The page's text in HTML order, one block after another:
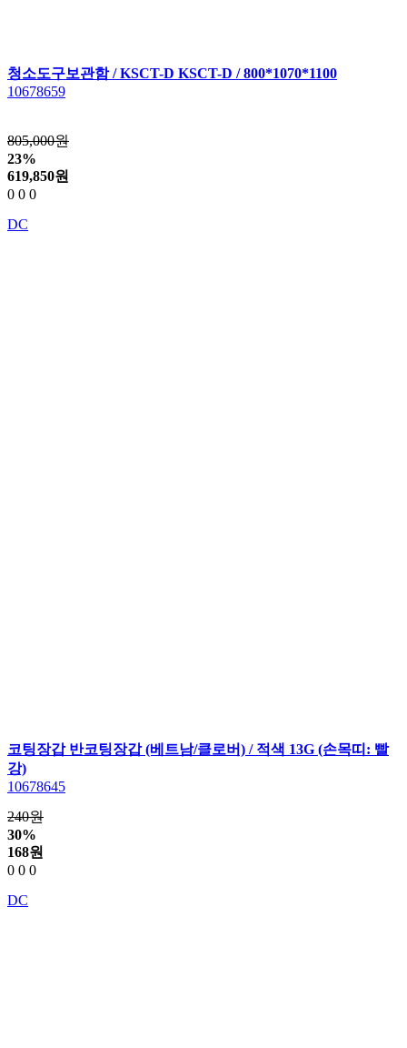
청소도구보관함 / KSCT-D KSCT-D / 800*1070*1100
10678659
805,000원
23%
619,850원
0 0 0
DC
코팅장갑 반코팅장갑 (베트남/클로버) / 적색 13G (손목띠: 빨
강)
10678645
240원
30%
168원
0 0 0
DC